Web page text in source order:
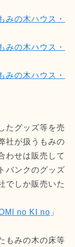
みの木ハウス・
みの木ハウス・
みの木ハウス・
たグッズ等を売
社が扱うもみの
わせは販売して
バンクのグッズ
でしか販売いた
no KI no 」
もみの木の床等